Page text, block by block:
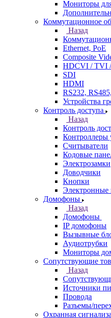
Мониторы
Коммутационное
Назад
Ethernet, PoE
Composite
HDCVI / TVI
SDI
HDMI
RS232,
Устройства
Контроль доступа
Назад
Контроль
Контроллеры
Считыватели
Кодовые
Электрозамки
Доводчики
Кнопки
Электронные
Домофоны
Назад
Домофоны
IP домофоны
Вызывные
Аудиотрубки
Мониторы
Сопутствующие
Назад
Источники
Провода
Разъемы/
Охранная